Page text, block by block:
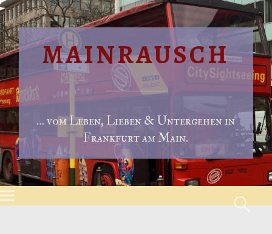
MAINRAUSCH
… vom Leben, Lieben & Untergehen in
Frankfurt am Main.
Menu